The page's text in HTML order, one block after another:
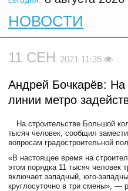
НОВОСТИ
11 СЕН 2021 11:35
Андрей Бочкарёв: На
линии метро
На строительстве Большой
тысяч человек, сообщил
вопросам градостроительной
«В настоящее время на
этом порядка 11 тысяч человек
включает западный, юго-
круглосуточно в три смены», —